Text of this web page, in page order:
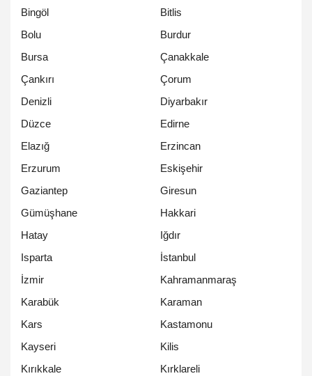
Bingöl
Bitlis
Bolu
Burdur
Bursa
Çanakkale
Çankırı
Çorum
Denizli
Diyarbakır
Düzce
Edirne
Elazığ
Erzincan
Erzurum
Eskişehir
Gaziantep
Giresun
Gümüşhane
Hakkari
Hatay
Iğdır
Isparta
İstanbul
İzmir
Kahramanmaraş
Karabük
Karaman
Kars
Kastamonu
Kayseri
Kilis
Kırıkkale
Kırklareli